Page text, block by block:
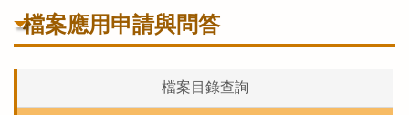
檔案應用申請與問答
檔案目錄查詢